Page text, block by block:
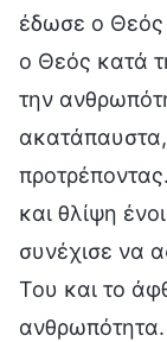
έδωσε ο Θεός
ο Θεός κατά
την
ακατάπαυστα,
και θλίψη
συνέχισε να
Του και το